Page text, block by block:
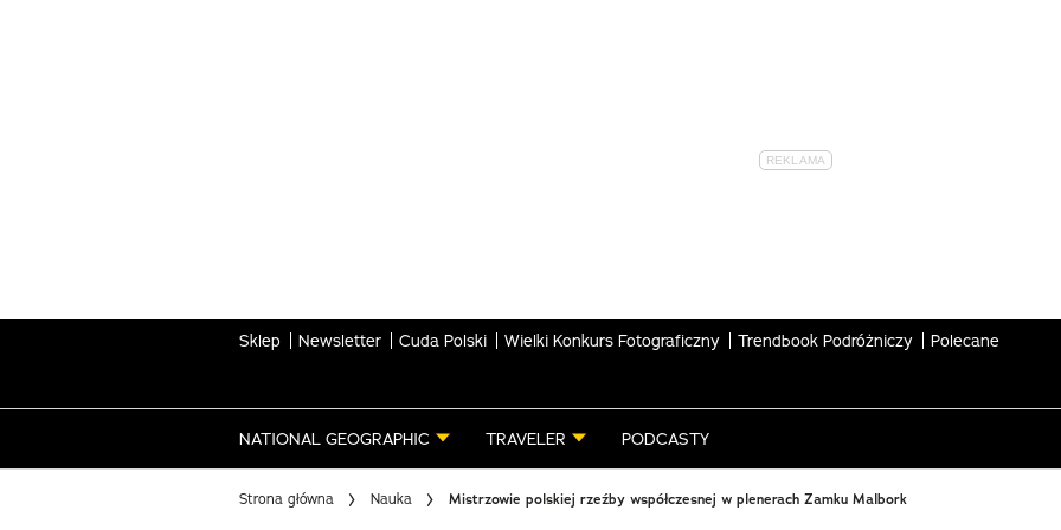
Sklep Newsletter Cuda Polski Wielki Konkurs Fotograficzny Trendbook Podróżniczy Polecane
NATIONAL GEOGRAPHIC TRAVELER PODCASTY
Strona główna Nauka Mistrzowie polskiej rzeźby współczesnej w plenerach Zamku Malbork